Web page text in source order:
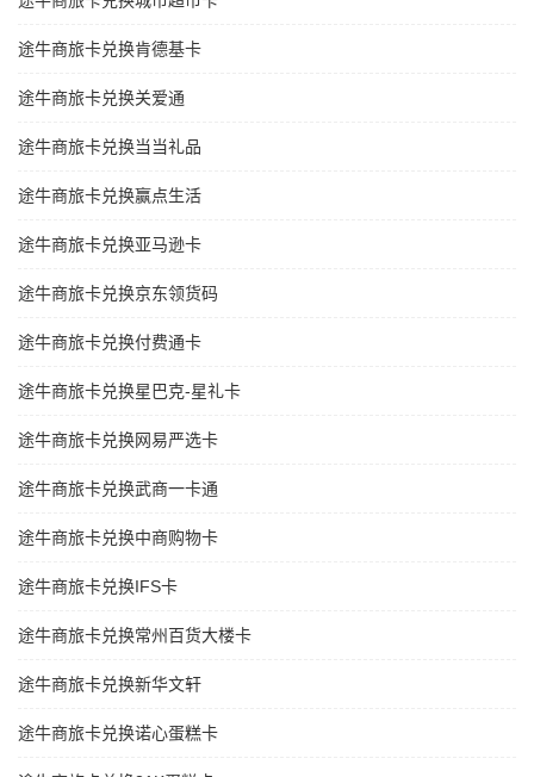
途牛商旅卡兑换肯德基卡
途牛商旅卡兑换关爱通
途牛商旅卡兑换当当礼品
途牛商旅卡兑换赢点生活
途牛商旅卡兑换亚马逊卡
途牛商旅卡兑换京东领货码
途牛商旅卡兑换付费通卡
途牛商旅卡兑换星巴克-星礼卡
途牛商旅卡兑换网易严选卡
途牛商旅卡兑换武商一卡通
途牛商旅卡兑换中商购物卡
途牛商旅卡兑换IFS卡
途牛商旅卡兑换常州百货大楼卡
途牛商旅卡兑换新华文轩
途牛商旅卡兑换诺心蛋糕卡